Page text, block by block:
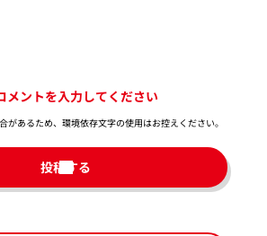
メントを入力してください
あるため、環境依存文字の使用はお控えください。​
投稿する